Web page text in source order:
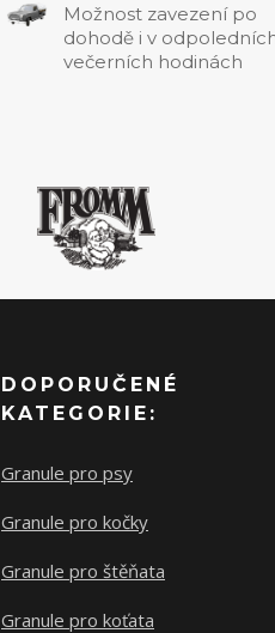
Možnost zavezení po
dohodě i v
večerních hodinách
DOPORUČENÉ
KATEGORIE:
Granule pro psy
Granule pro kočky
Granule pro štěňata
Granule pro koťata